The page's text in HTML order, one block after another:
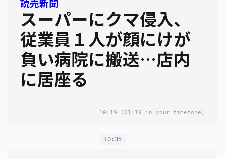
スーパーにクマ侵入、
従業員１人が顔にけが
負い病院に搬送…店内
に居座る
10:19 (01:19 in your timezone)
10:35